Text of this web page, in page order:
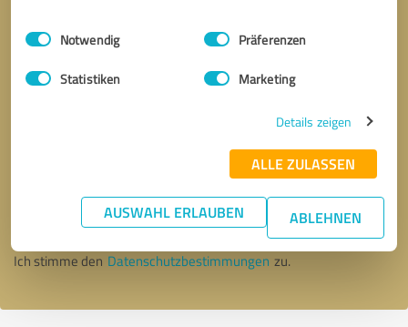
Impressum Datenschutzbestimmungen
Einwilligungsauswahl
Notwendig Präferenzen
Statistiken Marketing
Details zeigen
ALLE ZULASSEN
AUSWAHL ERLAUBEN ABLEHNEN
* Erforderliche Angaben
Nachricht senden
Ich stimme den Datenschutzbestimmungen zu.